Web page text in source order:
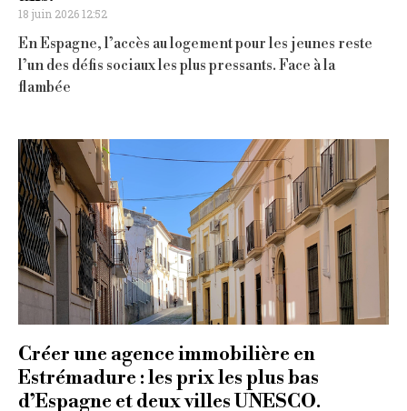
18 juin 2026 12:52
En Espagne, l’accès au logement pour les jeunes reste
l’un des défis sociaux les plus pressants. Face à la
flambée
Créer une agence immobilière en
Estrémadure : les prix les plus bas
d’Espagne et deux villes UNESCO.